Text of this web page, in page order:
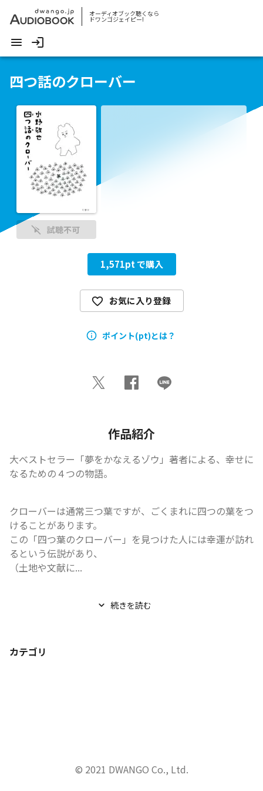
オーディオブック聴くなら
ドワンゴジェイピー!
四つ話のクローバー
試聴不可
1,571pt で購入
お気に入り登録
ポイント(pt)とは？
作品紹介
大ベストセラー「夢をかなえるゾウ」著者による、幸せに
なるための４つの物語。
クローバーは通常三つ葉ですが、ごくまれに四つの葉をつ
けることがあります。
この「四つ葉のクローバー」を見つけた人には幸運が訪れ
るという伝説があり、
（土地や文献に...
続きを読む
カテゴリ
© 2021 DWANGO Co., Ltd.